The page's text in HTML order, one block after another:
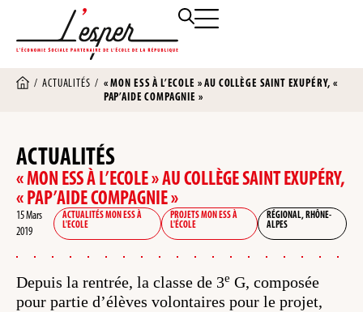
/ACTUALITÉS / « MON ESS À L’ECOLE » AU COLLÈGE SAINT EXUPÉRY, «
PAP’AIDE COMPAGNIE »
ACTUALITÉS
« MON ESS À L’ECOLE » AU COLLÈGE SAINT EXUPÉRY,
« PAP’AIDE COMPAGNIE »
15 Mars
2019
ACTUALITÉS MON ESS À
L'ECOLE
PROJETS MON ESS À
L'ÉCOLE
RÉGIONAL, RHÔNE-
ALPES
Depuis la rentrée, la classe de 3e G, composée
pour partie d’élèves volontaires pour le projet,